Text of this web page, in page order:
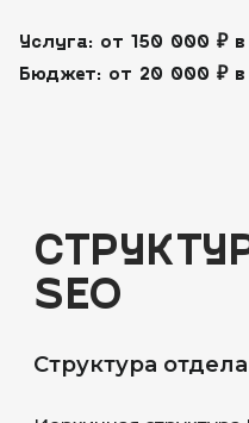
Услуга: от 150 000 ₽ в
Бюджет: от 20 000 ₽ в